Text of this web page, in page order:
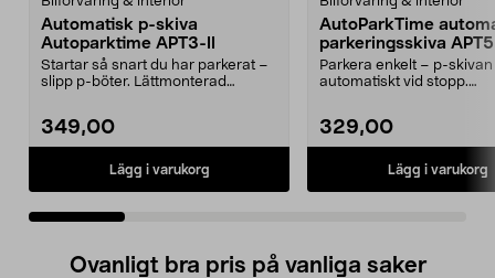
Automatisk p-skiva
Autoparktime APT3-II
Startar så snart du har parkerat –
slipp p-böter. Lättmonterad
349,00
Lägg i varukorg
AutoParkTime
parkeringsskiva
Parkera enkelt – p-
automatiskt vid stopp.
329,00
Lägg i varukorg
Ovanligt bra pris på vanliga saker